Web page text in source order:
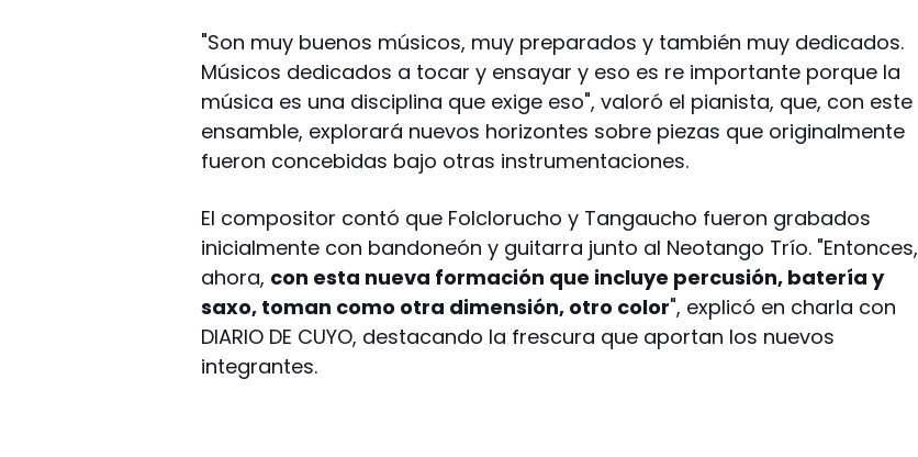
"Son muy buenos músicos, muy preparados y también muy dedicados.
Músicos dedicados a tocar y ensayar y eso es re importante porque la
música es una disciplina que exige eso", valoró el pianista, que, con este
ensamble, explorará nuevos horizontes sobre piezas que originalmente
fueron concebidas bajo otras instrumentaciones.
El compositor contó que Folclorucho y Tangaucho fueron grabados
inicialmente con bandoneón y guitarra junto al Neotango Trío. "Entonces,
ahora, con esta nueva formación que incluye percusión, batería y
saxo, toman como otra dimensión, otro color", explicó en charla con
DIARIO DE CUYO, destacando la frescura que aportan los nuevos
integrantes.